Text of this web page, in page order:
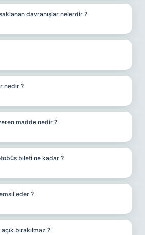
davranışlar nelerdir ?
nedir ?
madde nedir ?
bileti ne kadar ?
eder ?
bırakılmaz ?